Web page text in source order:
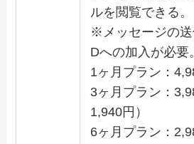
ルを閲覧できる。
※メッセージの
Dへの加入が必要。
1ヶ月プラン：
3ヶ月プラン：
1,940円）
6ヶ月プラン：